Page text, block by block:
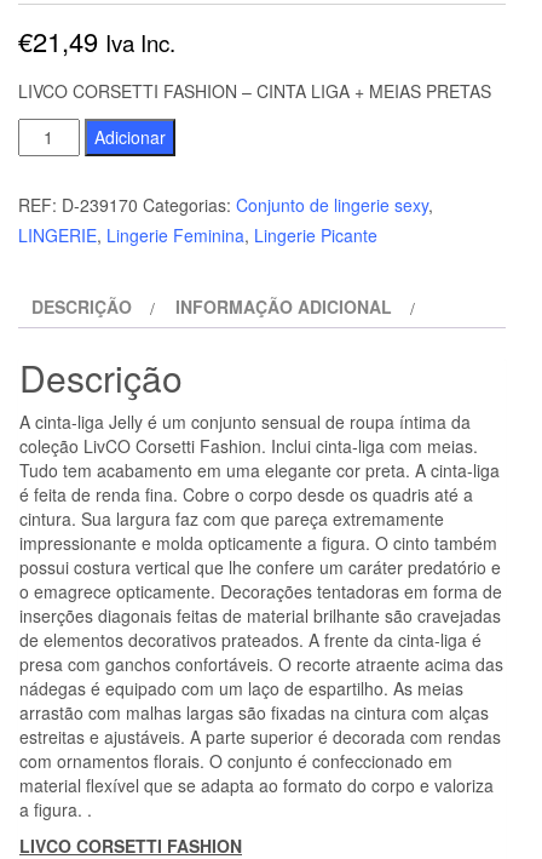
€21,49 Iva Inc.
LIVCO CORSETTI FASHION – CINTA LIGA + MEIAS PRETAS
Quantidade
de
LIVCO
CORSETTI
CINTA
+
PRETAS
Adicionar
REF: D-239170 Categorias: Conjunto de lingerie sexy,
LINGERIE, Lingerie Feminina, Lingerie Picante
DESCRIÇÃO INFORMAÇÃO ADICIONAL
Descrição
A cinta-liga Jelly é um conjunto sensual de roupa íntima da
coleção LivCO Corsetti Fashion. Inclui cinta-liga com meias.
Tudo tem acabamento em uma elegante cor preta. A cinta-liga
é feita de renda fina. Cobre o corpo desde os quadris até a
cintura. Sua largura faz com que pareça extremamente
impressionante e molda opticamente a figura. O cinto também
possui costura vertical que lhe confere um caráter predatório e
o emagrece opticamente. Decorações tentadoras em forma de
inserções diagonais feitas de material brilhante são cravejadas
de elementos decorativos prateados. A frente da cinta-liga é
presa com ganchos confortáveis. O recorte atraente acima das
nádegas é equipado com um laço de espartilho. As meias
arrastão com malhas largas são fixadas na cintura com alças
estreitas e ajustáveis. A parte superior é decorada com rendas
com ornamentos florais. O conjunto é confeccionado em
material flexível que se adapta ao formato do corpo e valoriza
a figura. .
LIVCO CORSETTI FASHION